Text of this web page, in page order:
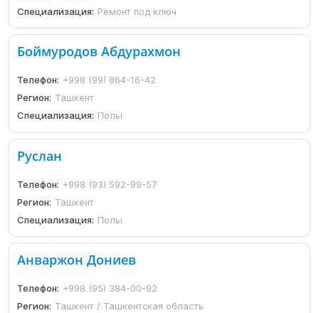
Специализация: Ремонт под ключ
Боймуродов Абдурахмон
Телефон: +998 (99) 864-16-42
Регион: Ташкент
Специализация: Полы
Руслан
Телефон: +998 (93) 592-99-57
Регион: Ташкент
Специализация: Полы
Анваржон Дониев
Телефон: +998 (95) 384-00-92
Регион: Ташкент / Ташкентская область